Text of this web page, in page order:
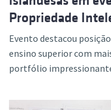
Propriedade
Evento destacou
ensino superior com
portfólio